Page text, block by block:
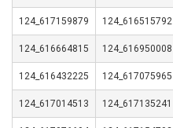
124_617159879 124_616515792
124_616664815 124_616950008
124_616432225 124_617075965
124_617014513 124_617135241